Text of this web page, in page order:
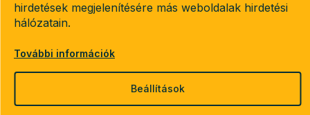
hirdetések megjelenítésére más weboldalak hirdetési
hálózatain.
További információk
Beállítások